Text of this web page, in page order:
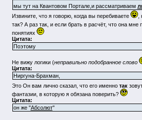
мы тут на Квантовом Портале,и рассматриваем
Извините, что я говорю, когда вы перебиваете
,
так? А раз так, и если брать в расчёт, что она мне
понятиях
Цитата:
Поэтому
Не вижу логики (неправильно подобранное слово
Цитата:
Ниргуна-Брахман,
Это Он вам лично сказал, что его именно так
фантазии, в которую я обязана поверить?
Цитата:
он же "Абсолют"